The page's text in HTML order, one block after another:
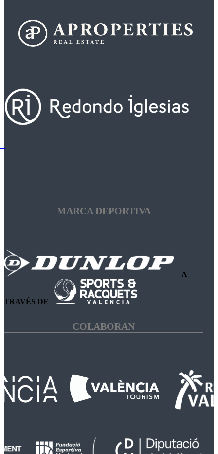
MARCA DEPORTIVA
A
TRAVÉS DE
COLABORAN